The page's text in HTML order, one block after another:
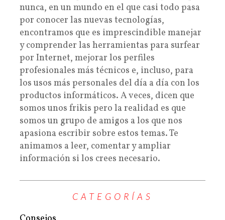
nunca, en un mundo en el que casi todo pasa
por conocer las nuevas tecnologías,
encontramos que es imprescindible manejar
y comprender las herramientas para surfear
por Internet, mejorar los perfiles
profesionales más técnicos e, incluso, para
los usos más personales del día a día con los
productos informáticos. A veces, dicen que
somos unos frikis pero la realidad es que
somos un grupo de amigos a los que nos
apasiona escribir sobre estos temas. Te
animamos a leer, comentar y ampliar
información si los crees necesario.
CATEGORÍAS